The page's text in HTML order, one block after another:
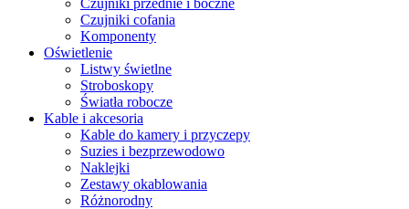
Czujniki przednie i boczne
Czujniki cofania
Komponenty
Oświetlenie
Listwy świetlne
Stroboskopy
Światła robocze
Kable i akcesoria
Kable do kamery i przyczepy
Suzies i bezprzewodowo
Naklejki
Zestawy okablowania
Różnorodny